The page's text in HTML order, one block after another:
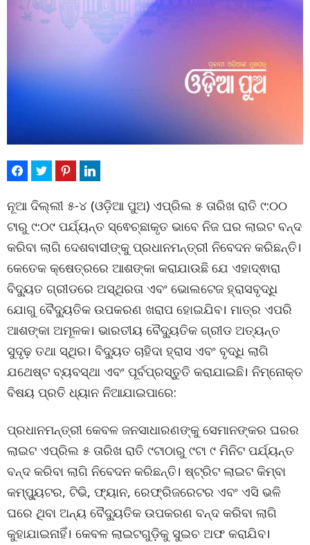
ନୂଆ ଦିଲ୍ଲୀ ୫-୪ (ଓଡ଼ିଆ ପୁଅ) ଏପ୍ରିଲ ୫ ତାରିଖ ରାତି ୯:୦୦
ଟାରୁ ୯:୦୯ ପର୍ଯ୍ୟନ୍ତ ସ୍ଵେଚ୍ଛାକୃତ ଭାବେ ନିଜ ଘର ଲାଇଟ ବନ୍ଦ
କରିବା ଲାଗି ଦେଶବାସୀଙ୍କୁ ପ୍ରଧାନମନ୍ତ୍ରୀ ନିବେଦନ କରିଛନ୍ତି।
କେତେକ କ୍ଷେତ୍ରରେ ଆଶଙ୍କା କରାଯାଉଛି ଯେ ଏହାଦ୍ଵାରା
ବିଦ୍ୟୁତ ଗ୍ରୀଡରେ ଅସ୍ଥିରତା ଏବଂ ଭୋଲଟେଜ ହ୍ରାସବୃଦ୍ଧି
ଯୋଗୁ ବୈଦ୍ୟୁତିକ ଉପକରଣ ଖରାପ ହୋଇଯିବ। ମାତ୍ର ଏପରି
ଆଶଙ୍କା ଅମୂଳକ। ଭାରତୀୟ ବୈଦ୍ୟୁତିକ ଗ୍ରୀଡ ଅତ୍ୟନ୍ତ
ସୁଦୃଢ଼ ତଥା ସ୍ଥିର। ବିଦ୍ୟୁତ ଚାହିଦା ହ୍ରାସ ଏବଂ ବୃଦ୍ଧି ଲାଗି
ଯଥେଷ୍ଟ ବ୍ୟବସ୍ଥା ଏବଂ ପୂର୍ବପ୍ରସ୍ତୁତି କରାଯାଇଛି। ନିମ୍ନୋକ୍ତ
ବିଷୟ ପ୍ରତି ଧ୍ୟାନ ନିଆଯାଇପାରେ:
ପ୍ରଧାନମନ୍ତ୍ରୀ କେବଳ ଜନସାଧାରଣଙ୍କୁ ସେମାନଙ୍କର ଘରର
ଲାଇଟ ଏପ୍ରିଲ ୫ ତାରିଖ ରାତି ୯ଟାଠାରୁ ୯ଟା ୯ ମିନିଟ ପର୍ଯ୍ୟନ୍ତ
ବନ୍ଦ କରିବା ଲାଗି ନିବେଦନ କରିଛନ୍ତି। ଷ୍ଟ୍ରିଟ ଲାଇଟ କିମ୍ବା
କମ୍ପ୍ୟୁଟର, ଟିଭି, ଫ୍ୟାନ, ରେଫ୍ରିଜରେଟର ଏବଂ ଏସି ଭଳି
ଘରେ ଥିବା ଅନ୍ୟ ବୈଦ୍ୟୁତିକ ଉପକରଣ ବନ୍ଦ କରିବା ଲାଗି
କୁହାଯାଇନାହିଁ। କେବଳ ଲାଇଟଗୁଡ଼ିକୁ ସୁଇଚ ଅଫ କରାଯିବ।